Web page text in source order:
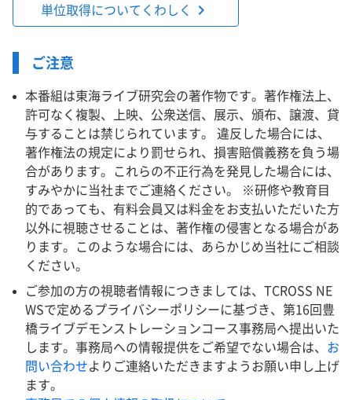
単位取得についてくわしく chevron_right
ご注意
本番組は東海ライブ研究会の著作物です。著作権法上、
許可なく複製、上映、公衆送信、展示、頒布、譲渡、貸
与することは禁じられています。 違反した場合には、
著作権法の規定により罰せられ、損害賠償義務を負う場
合があります。これらの不正行為を発見した場合には、
すみやかに当社までご連絡ください。 ※研修や教育目
的であっても、有料会員又は料金をお支払いただいた方
以外に視聴させることは、著作権の侵害となる場合があ
ります。このような場合には、あらかじめ当社にご相談
ください。
ご参加の方の視聴者情報につきましては、TCROSS NE
WSで定めるプライバシーポリシーに基づき、第16回豊
橋ライブデモンストレーションコース事務局へ提出いた
します。事務局への情報提供をご希望でない場合は、 お
問い合わせよりご連絡いただきますようお願い申し上げ
ます。